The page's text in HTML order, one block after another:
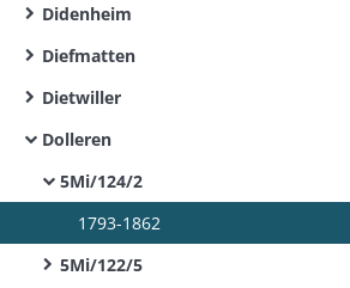
Didenheim
Diefmatten
Dietwiller
Dolleren
5Mi/124/2
1793-1862
5Mi/122/5